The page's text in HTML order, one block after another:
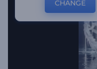
CHANGE